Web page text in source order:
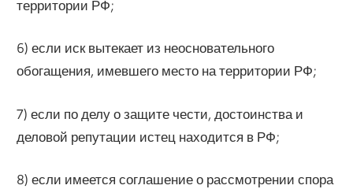
территории РФ;
6) если иск вытекает из неосновательного
обогащения, имевшего место на территории РФ;
7) если по делу о защите чести, достоинства и
деловой репутации истец находится в РФ;
8) если имеется соглашение о рассмотрении спора